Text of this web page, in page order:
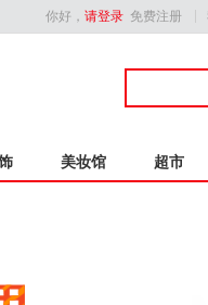
你好， 请登录 免费注册
美妆馆 超市